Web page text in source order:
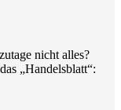
nicht alles?
„Handelsblatt“: